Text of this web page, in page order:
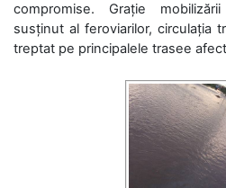
compromise. Grație
susținut al feroviarilor, circulația
treptat pe principalele trasee